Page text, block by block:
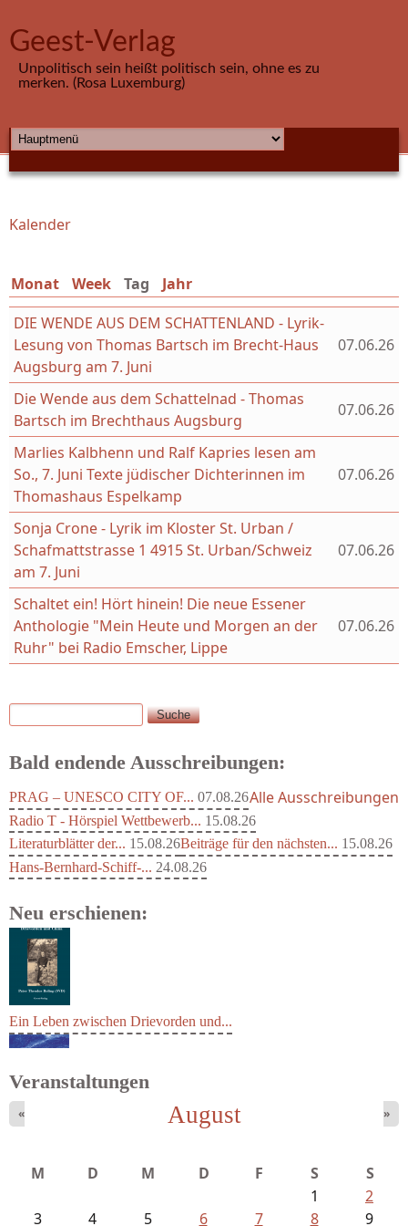
Geest-Verlag
Unpolitisch sein heißt politisch sein, ohne es zu
merken. (Rosa Luxemburg)
HAUPTMENÜ
Sie sind hier
Kalender
Monat Week Tag (aktiver Reiter)
Jahr
DIE WENDE AUS DEM SCHATTENLAND - Lyrik-
Lesung von Thomas Bartsch im Brecht-Haus
Augsburg am 7. Juni
07.06.26
Die Wende aus dem Schattelnad - Thomas
Bartsch im Brechthaus Augsburg
07.06.26
Marlies Kalbhenn und Ralf Kapries lesen am
So., 7. Juni Texte jüdischer Dichterinnen im
Thomashaus Espelkamp
07.06.26
Sonja Crone - Lyrik im Kloster St. Urban /
Schafmattstrasse 1 4915 St. Urban/Schweiz
am 7. Juni
07.06.26
Schaltet ein! Hört hinein! Die neue Essener
Anthologie "Mein Heute und Morgen an der
Ruhr" bei Radio Emscher, Lippe
07.06.26
Suchformular
Suche
Bald endende Ausschreibungen:
PRAG – UNESCO CITY OF... 07.08.26
Radio T - Hörspiel Wettbewerb... 15.08.26
Literaturblätter der... 15.08.26Beiträge für den nächsten... 15.08.26
Hans-Bernhard-Schiff-... 24.08.26
Alle Ausschreibungen
Neu erschienen:
Ein Leben zwischen Drievorden und...
Veranstaltungen
August
« »
M D M D F S
S
1
2
3
4 5 6 7 8 9